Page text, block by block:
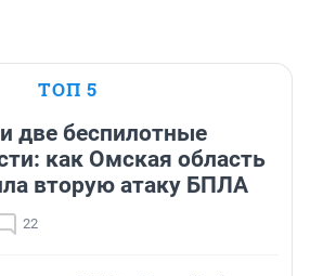
ТОП 5
две беспилотные
как Омская область
вторую атаку БПЛА
22